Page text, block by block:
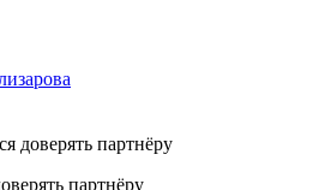
доверять партнёру